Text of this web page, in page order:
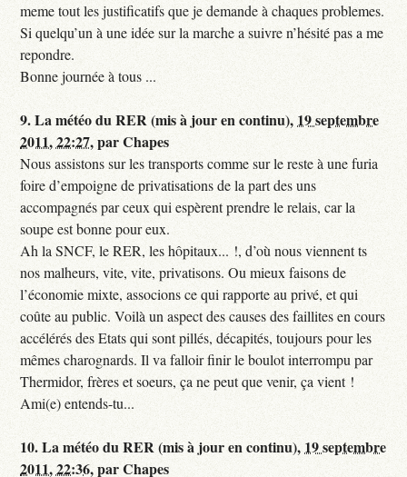
meme tout les justificatifs que je demande à chaques problemes.
Si quelqu’un à une idée sur la marche a suivre n’hésité pas a me
repondre.
Bonne journée à tous ...
9.La météo du RER (mis à jour en continu), 19 septembre
2011, 22:27,parChapes
Nous assistons sur les transports comme sur le reste à une furia
foire d’empoigne de privatisations de la part des uns
accompagnés par ceux qui espèrent prendre le relais, car la
soupe est bonne pour eux.
Ah la SNCF, le RER, les hôpitaux... !, d’où nous viennent ts
nos malheurs, vite, vite, privatisons. Ou mieux faisons de
l’économie mixte, associons ce qui rapporte au privé, et qui
coûte au public. Voilà un aspect des causes des faillites en cours
accélérés des Etats qui sont pillés, décapités, toujours pour les
mêmes charognards. Il va falloir finir le boulot interrompu par
Thermidor, frères et soeurs, ça ne peut que venir, ça vient !
Ami(e) entends-tu...
10.La météo du RER (mis à jour en continu), 19 septembre
2011, 22:36,parChapes